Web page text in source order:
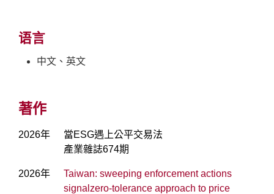
语言
中文、英文
著作
2026年
當ESG遇上公平交易法
產業雜誌674期
2026年
Taiwan: sweeping enforcement actions
signalzero-tolerance approach to price